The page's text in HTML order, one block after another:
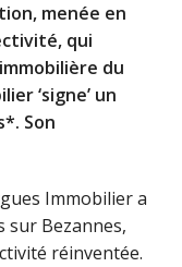
menée en
qui
du
‘signe’ un
Son
Immobilier a
sur Bezannes,
réinventée.